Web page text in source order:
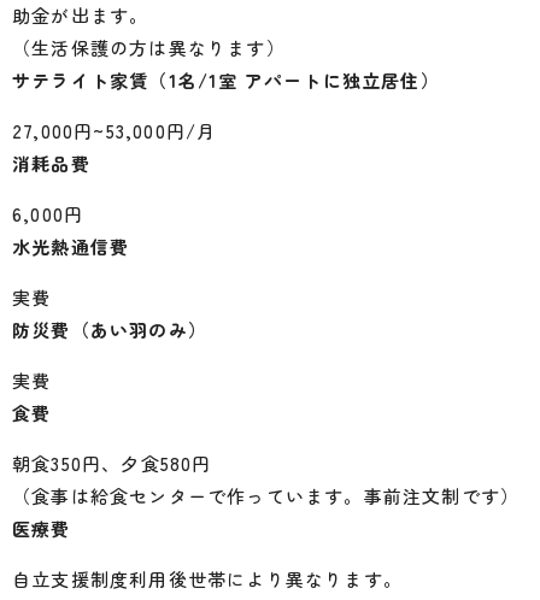
助金が出ます。
（生活保護の方は異なります）
サテライト家賃（1名/1室 アパートに独立居住）
27,000円~53,000円/月
消耗品費
6,000円
水光熱通信費
実費
防災費（あい羽のみ）
実費
食費
朝食350円、夕食580円
（食事は給食センターで作っています。事前注文制です）
医療費
自立支援制度利用後世帯により異なります。